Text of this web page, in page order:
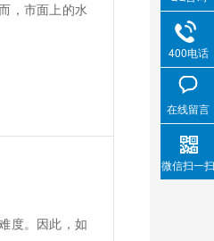
，市面上的水
度。因此，如
400电话
在线留言
微信扫一扫